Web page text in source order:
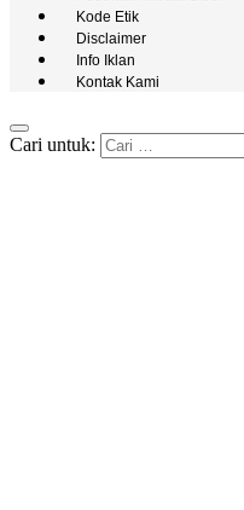
Kode Etik
Disclaimer
Info Iklan
Kontak Kami
Cari untuk: